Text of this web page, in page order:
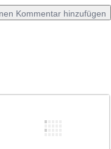
Kommentar hinzufügen
Kommentieren